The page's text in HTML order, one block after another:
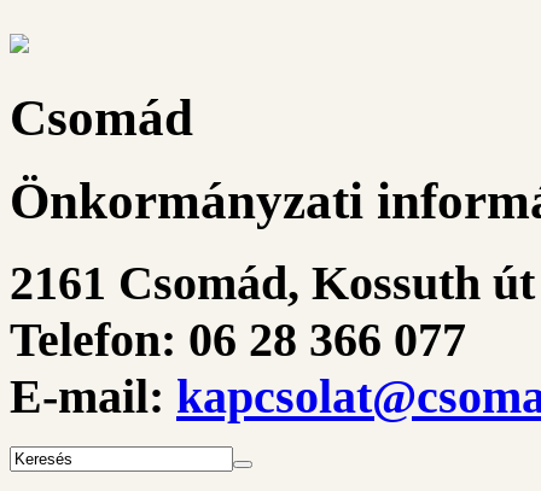
Csomád
Önkormányzati
2161 Csomád, Kossuth
Telefon: 06 28 366 077
E-mail: